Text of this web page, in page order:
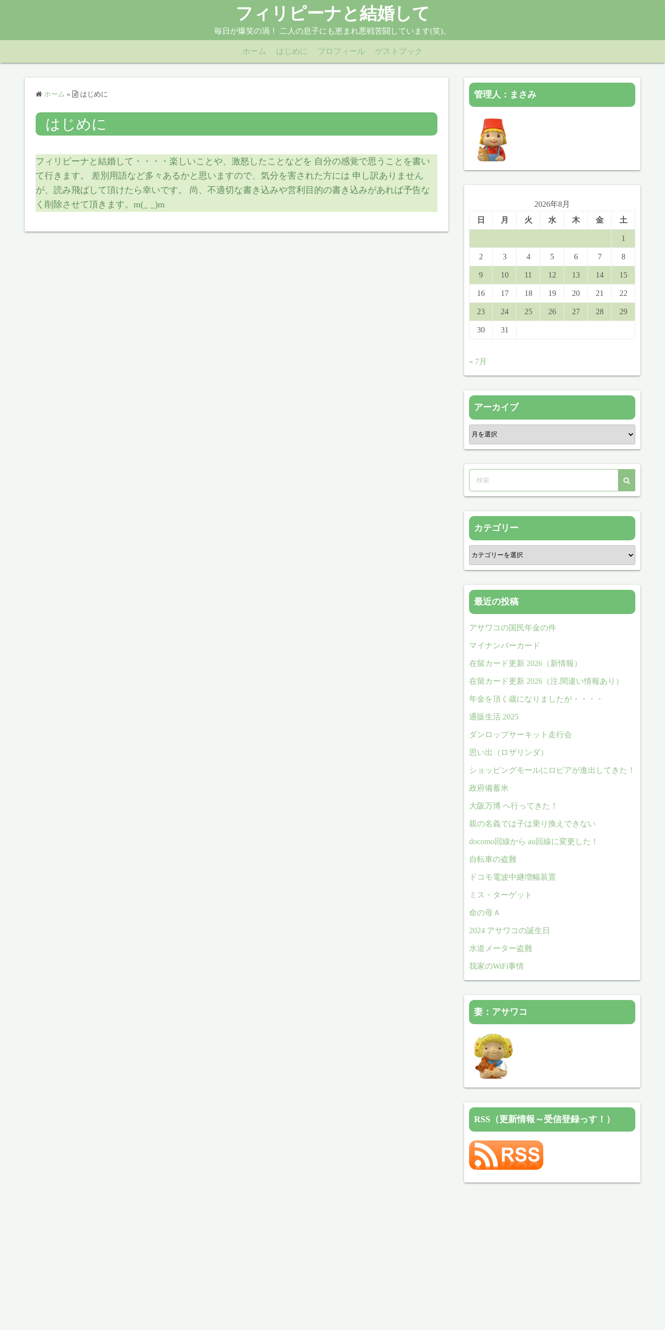
フィリピーナと結婚して
毎日が爆笑の渦！ 二人の息子にも恵まれ悪戦苦闘しています(笑)。
ホーム はじめに プロフィール ゲストブック
ホーム » はじめに
はじめに
フィリピーナと結婚して・・・・楽しいことや、激怒したことなどを 自分の感覚で思うことを書い
て行きます。 差別用語など多々あるかと思いますので、気分を害された方には 申し訳ありません
が、読み飛ばして頂けたら幸いです。 尚、不適切な書き込みや営利目的の書き込みがあれば予告な
く削除させて頂きます。m(_ _)m
管理人：まさみ
2026年8月
日
月 火 水 木 金 土
1
2 3 4 5 6 7 8
9 10 11 12 13 14 15
16 17 18 19 20 21 22
23 24 25 26 27 28 29
30 31
« 7月
アーカイブ
ア
ー
イ
カテゴリー
カ
テ
リ
ー最近の投稿
アサワコの国民年金の件
マイナンバーカード
在留カード更新 2026（新情報）
在留カード更新 2026（注.間違い情報あり）
年金を頂く歳になりましたが・・・・
通販生活 2025
ダンロップサーキット走行会
思い出（ロザリンダ）
ショッピングモールにロピアが進出してきた！
政府備蓄米
大阪万博 へ行ってきた！
親の名義では子は乗り換えできない
docomo回線から au回線に変更した！
自転車の盗難
ドコモ電波中継増幅装置
ミス・ターゲット
命の母Ａ
2024 アサワコの誕生日
水道メーター盗難
我家のWiFi事情
妻：アサワコ
RSS（更新情報～受信登録っす！）